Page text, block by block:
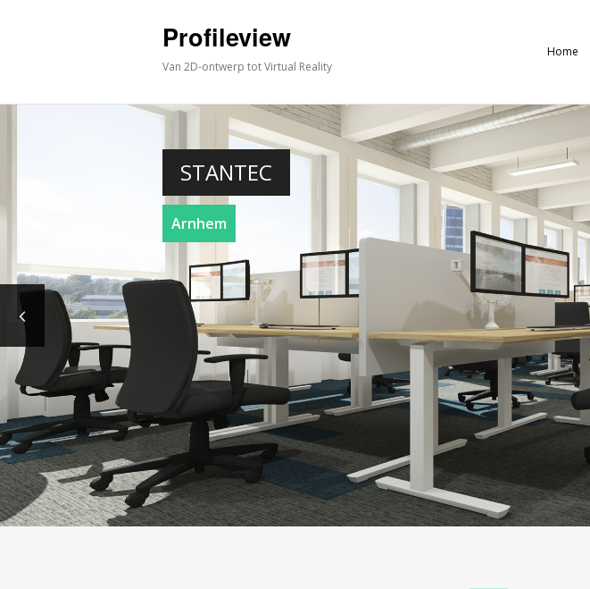
Profileview
Van 2D-ontwerp tot Virtual Reality
Home
STANTEC
Arnhem